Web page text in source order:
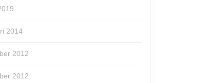
2014
2012
2012